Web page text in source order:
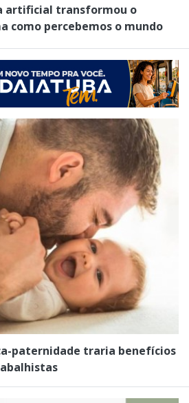
artificial transformou o
como percebemos o mundo
paternidade traria benefícios